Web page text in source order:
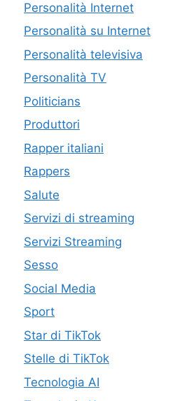
Personalità Internet
Personalità su Internet
Personalità televisiva
Personalità TV
Politicians
Produttori
Rapper italiani
Rappers
Salute
Servizi di streaming
Servizi Streaming
Sesso
Social Media
Sport
Star di TikTok
Stelle di TikTok
Tecnologia AI